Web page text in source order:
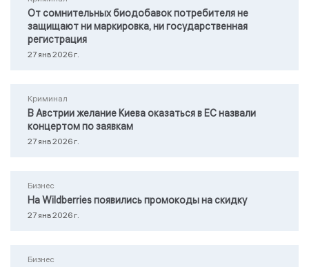
От сомнительных биодобавок потребителя не
защищают ни маркировка, ни государственная
регистрация
27 янв 2026 г.
Криминал
В Австрии желание Киева оказаться в ЕС назвали
концертом по заявкам
27 янв 2026 г.
Бизнес
На Wildberries появились промокоды на скидку
27 янв 2026 г.
Бизнес